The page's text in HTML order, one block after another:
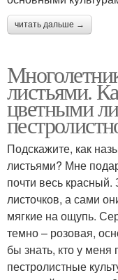
читать дальше →
листьями.
цветными
Подскажите, как
листьями? Мне
почти весь красный.
листочков, а сами
мягкие на ощупь.
темно – розовая,
бы знать, кто у
пестролистные